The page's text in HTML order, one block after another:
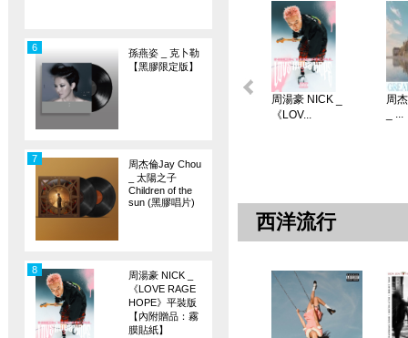
孫燕姿 _ 克卜勒
【黑膠限定版】
6
周杰倫Jay Chou
_ 太陽之子
Children of the
sun (黑膠唱片)
7
周湯豪 NICK _
《LOVE RAGE
HOPE》平裝版
【內附贈品：霧
膜貼紙】
8
周湯豪 NICK _
《LOV...
周
_ ...
西洋流行